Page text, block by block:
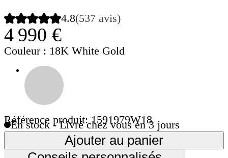
4.8(537 avis)
4 990 €
Couleur : 18K White Gold
Référence produit: 1591979W18
En stock - Livré chez vous en 3 jours
Ajouter au panier